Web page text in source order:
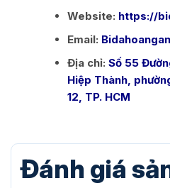
Website: https://
Email:
Địa chỉ: Số 55
Hiệp Thành,
12, TP. HCM
Đánh giá